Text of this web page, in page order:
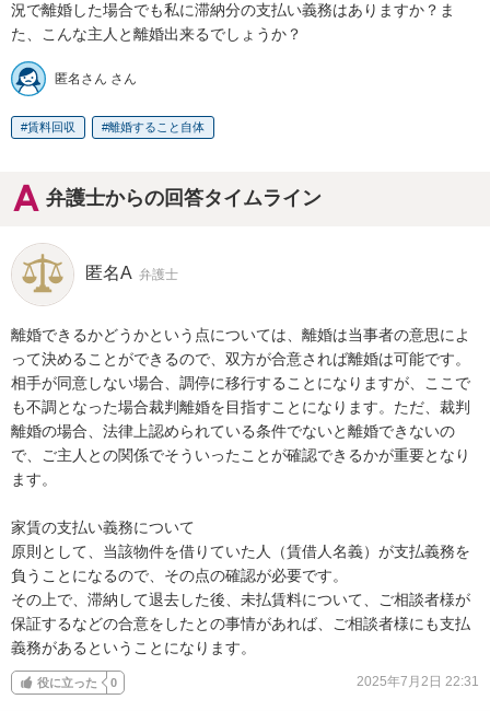
況で離婚した場合でも私に滞納分の支払い義務はありますか？ま
た、こんな主人と離婚出来るでしょうか？
匿名さん さん
賃料回収 離婚すること自体
弁護士からの回答タイムライン
匿名A 弁護士
離婚できるかどうかという点については、離婚は当事者の意思によ
って決めることができるので、双方が合意されば離婚は可能です。
相手が同意しない場合、調停に移行することになりますが、ここで
も不調となった場合裁判離婚を目指すことになります。ただ、裁判
離婚の場合、法律上認められている条件でないと離婚できないの
で、ご主人との関係でそういったことが確認できるかが重要となり
ます。
家賃の支払い義務について
原則として、当該物件を借りていた人（賃借人名義）が支払義務を
負うことになるので、その点の確認が必要です。
その上で、滞納して退去した後、未払賃料について、ご相談者様が
保証するなどの合意をしたとの事情があれば、ご相談者様にも支払
義務があるということになります。
役に立った 0 2025年7月2日 22:31